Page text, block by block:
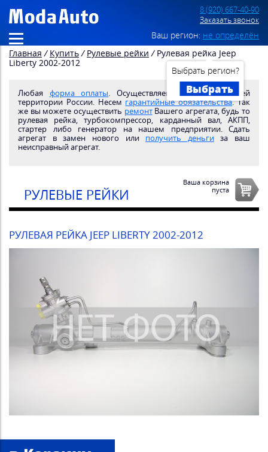
8 (920) 667-40-90
Заказать звонок
Ваш регион: не определён
Выбрать регион?
Выбрать
Главная / Купить / Рулевые рейки / Рулевая рейка Jeep
Liberty 2002-2012
Любая форма оплаты. Осуществляем доставкупо всей
территории России. Несем гарантийные обязательства. Так
же вы можете осуществить ремонтВашего агрегата, будь то
рулевая рейка, турбокомпрессор, карданный вал, АКПП,
стартер либо генератор на нашем предприятии. Сдать
агрегат в замен нового или получить деньгиза ваш
неисправный агрегат.
РУЛЕВЫЕ РЕЙКИ
Ваша корзина
пуста
РУЛЕВАЯ РЕЙКА JEEP LIBERTY 2002-2012